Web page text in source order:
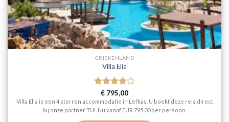
GRIEKENLAND
Villa Elia
Gewaardeerd
4uit 5
€ 795,00
Villa Elia is een 4 sterren accommodatie in Lefkas. U boekt deze reis direct
bij onze partner TUI. Nu vanaf EUR 795.00 per persoon.